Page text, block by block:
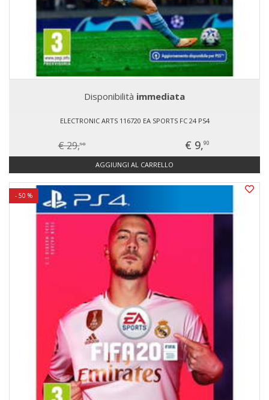
Disponibilità immediata
ELECTRONIC ARTS 116720 EA SPORTS FC 24 PS4
€ 29,90 € 9,90
AGGIUNGI AL CARRELLO
- 50 %